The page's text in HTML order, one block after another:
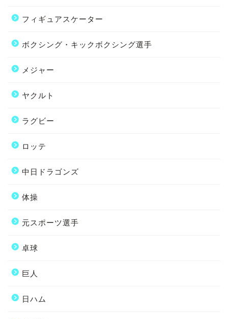
フィギュアスケーター
ボクシング・キックボクシング選手
メジャー
ヤクルト
ラグビー
ロッテ
中日ドラゴンズ
体操
元スポーツ選手
卓球
巨人
日ハム